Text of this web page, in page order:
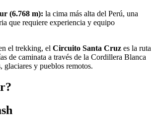
(6.768 m): la cima más alta del Perú, una
que requiere experiencia y equipo
el trekking, el Circuito Santa Cruz es la ruta
de caminata a través de la Cordillera Blanca
glaciares y pueblos remotos.